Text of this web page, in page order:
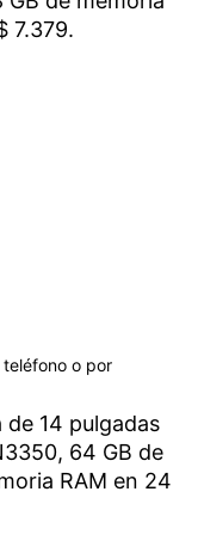
7.379.
o por
14 pulgadas
64 GB de
RAM en 24